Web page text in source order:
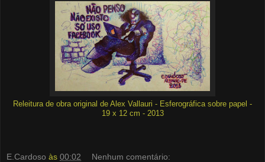
Releitura de obra original de Alex Vallauri - Esferográfica sobre papel -
19 x 12 cm - 2013
E.Cardoso às 00:02 Nenhum comentário: